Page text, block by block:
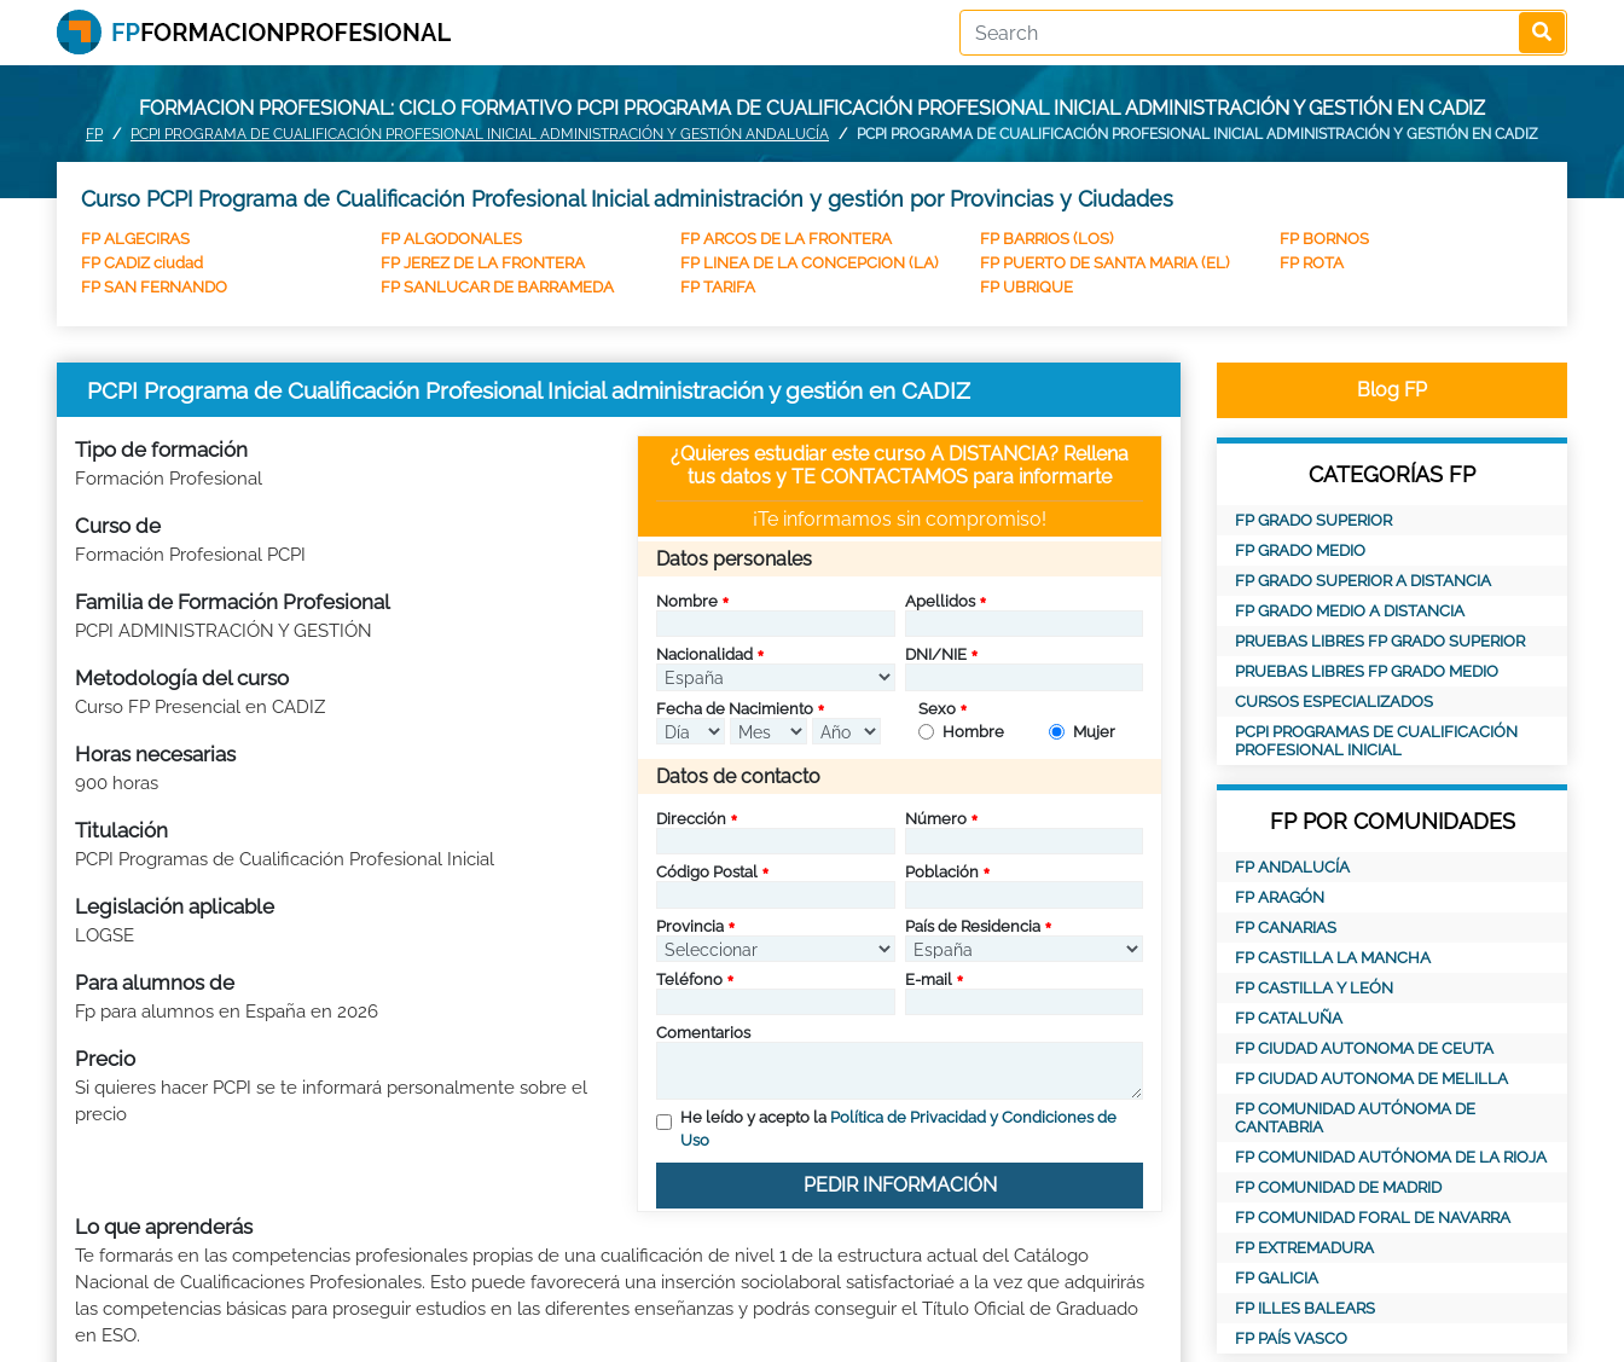
FORMACION PROFESIONAL: CICLO FORMATIVO PCPI PROGRAMA DE CUALIFICACIÓN PROFESIONAL INICIAL ADMINISTRACIÓN Y GESTIÓN EN CADIZ
FP PCPI PROGRAMA DE CUALIFICACIÓN PROFESIONAL INICIAL ADMINISTRACIÓN Y GESTIÓN ANDALUCÍA PCPI PROGRAMA DE CUALIFICACIÓN PROFESIONAL INICIAL ADMINISTRACIÓN Y GESTIÓN EN CADIZ
Curso PCPI Programa de Cualificación Profesional Inicial administración y gestión por Provincias y Ciudades
FP ALGECIRAS FP ALGODONALES FP ARCOS DE LA FRONTERA FP BARRIOS (LOS)
FP BORNOS
FP CADIZ ciudad
FP JEREZ DE LA FRONTERA FP LINEA DE LA CONCEPCION (LA) FP PUERTO DE SANTA MARIA (EL)
FP ROTA
FP SAN FERNANDO
FP SANLUCAR DE BARRAMEDA FP TARIFA FP UBRIQUE
PCPI Programa de Cualificación Profesional Inicial administración y gestión en CADIZ
Tipo de formación
Formación Profesional
Curso de
Formación Profesional PCPI
Familia de Formación Profesional
PCPI ADMINISTRACIÓN Y GESTIÓN
Metodología del curso
Curso FP Presencial en CADIZ
Horas necesarias
900 horas
Titulación
PCPI Programas de Cualificación Profesional Inicial
Legislación aplicable
LOGSE
Para alumnos de
Fp para alumnos en España en 2026
Precio
Si quieres hacer PCPI se te informará personalmente sobre el
precio
¿Quieres estudiar este curso A DISTANCIA? Rellena
tus datos y TE CONTACTAMOS para informarte
¡Te informamos sin compromiso!
Datos personales
Nombre Apellidos
Nacionalidad DNI/NIE
Fecha de Nacimiento
Sexo
Hombre
Mujer
Datos de contacto
Dirección Número
Código Postal Población
Provincia País de Residencia
Teléfono E-mail
Comentarios
He leído y acepto la Política de Privacidad y Condiciones de
Uso
PEDIR INFORMACIÓN
Lo que aprenderás
Te formarás en las competencias profesionales propias de una cualificación de nivel 1 de la estructura actual del Catálogo
Nacional de Cualificaciones Profesionales. Esto puede favorecerá una inserción sociolaboral satisfactoriaé a la vez que adquirirás
las competencias básicas para proseguir estudios en las diferentes enseñanzas y podrás conseguir el Título Oficial de Graduado
en ESO.
Blog FP
CATEGORÍAS FP
FP GRADO SUPERIOR
FP GRADO MEDIO
FP GRADO SUPERIOR A DISTANCIA
FP GRADO MEDIO A DISTANCIA
PRUEBAS LIBRES FP GRADO SUPERIOR
PRUEBAS LIBRES FP GRADO MEDIO
CURSOS ESPECIALIZADOS
PCPI PROGRAMAS DE CUALIFICACIÓN
PROFESIONAL INICIAL
FP POR COMUNIDADES
FP ANDALUCÍA
FP ARAGÓN
FP CANARIAS
FP CASTILLA LA MANCHA
FP CASTILLA Y LEÓN
FP CATALUÑA
FP CIUDAD AUTONOMA DE CEUTA
FP CIUDAD AUTONOMA DE MELILLA
FP COMUNIDAD AUTÓNOMA DE
CANTABRIA
FP COMUNIDAD AUTÓNOMA DE LA RIOJA
FP COMUNIDAD DE MADRID
FP COMUNIDAD FORAL DE NAVARRA
FP EXTREMADURA
FP GALICIA
FP ILLES BALEARS
FP PAÍS VASCO